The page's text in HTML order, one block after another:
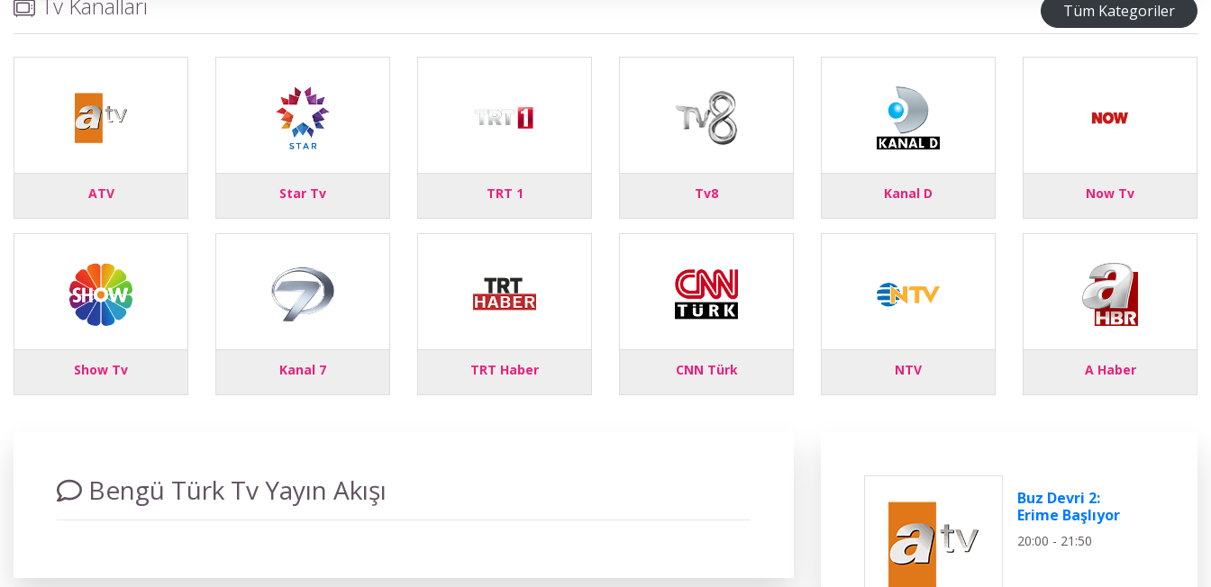
Tüm Kategoriler
ATV Star Tv TRT 1 Tv8 Kanal D Now Tv
Show Tv Kanal 7 TRT Haber CNN Türk NTV A Haber
Bengü Türk Tv Yayın Akışı
Buz Devri 2:
Erime Başlıyor
20:00 - 21:50